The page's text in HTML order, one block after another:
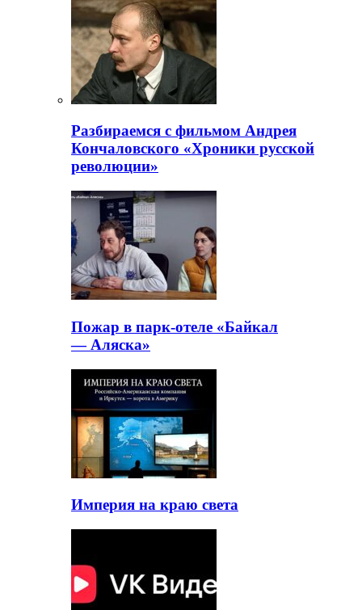
Разбираемся с фильмом Андрея
Кончаловского «Хроники русской
революции»
Пожар в парк-отеле «Байкал
— Аляска»
Империя на краю света